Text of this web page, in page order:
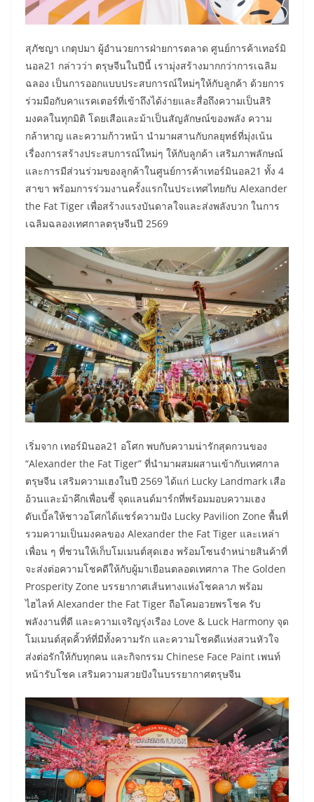
สุภัชญา เกตุปมา ผู้อำนวยการฝ่ายการตลาด ศูนย์การค้าเทอร์มิ
นอล21 กล่าวว่า ตรุษจีนในปีนี้ เรามุ่งสร้างมากกว่าการเฉลิม
ฉลอง เป็นการออกแบบประสบการณ์ใหม่ๆให้กับลูกค้า ด้วยการ
ร่วมมือกับคาแรคเตอร์ที่เข้าถึงได้ง่ายและสื่อถึงความเป็นสิริ
มงคลในทุกมิติ โดยเสือและม้าเป็นสัญลักษณ์ของพลัง ความ
กล้าหาญ และความก้าวหน้า นำมาผสานกับกลยุทธ์ที่มุ่งเน้น
เรื่องการสร้างประสบการณ์ใหม่ๆ ให้กับลูกค้า เสริมภาพลักษณ์
และการมีส่วนร่วมของลูกค้าในศูนย์การค้าเทอร์มินอล21 ทั้ง 4
สาขา พร้อมการร่วมงานครั้งแรกในประเทศไทยกับ Alexander
the Fat Tiger เพื่อสร้างแรงบันดาลใจและส่งพลังบวก ในการ
เฉลิมฉลองเทศกาลตรุษจีนปี 2569
เริ่มจาก เทอร์มินอล21 อโศก พบกับความน่ารักสุดกวนของ
“Alexander the Fat Tiger” ที่นำมาผสมผสานเข้ากับเทศกาล
ตรุษจีน เสริมความเฮงในปี 2569 ได้แก่ Lucky Landmark เสือ
อ้วนและม้าคึกเพื่อนซี้ จุดแลนด์มาร์กที่พร้อมมอบความเฮง
ดับเบิ้ลให้ชาวอโศกได้แชร์ความปัง Lucky Pavilion Zone พื้นที่
รวมความเป็นมงคลของ Alexander the Fat Tiger และเหล่า
เพื่อน ๆ ที่ชวนให้เก็บโมเมนต์สุดเฮง พร้อมโซนจำหน่ายสินค้าที่
จะส่งต่อความโชคดีให้กับผู้มาเยือนตลอดเทศกาล The Golden
Prosperity Zone บรรยากาศเส้นทางแห่งโชคลาภ พร้อม
ไฮไลท์ Alexander the Fat Tiger ถือโคมอวยพรโชค รับ
พลังงานที่ดี และความเจริญรุ่งเรือง Love & Luck Harmony จุด
โมเมนต์สุดคิ้วท์ที่มีทั้งความรัก และความโชคดีแห่งสวนหัวใจ
ส่งต่อรักให้กับทุกคน และกิจกรรม Chinese Face Paint เพนท์
หน้ารับโชค เสริมความสวยปังในบรรยากาศตรุษจีน